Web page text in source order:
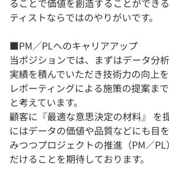
ることで価値を創造することができ
ティストならではのやりがいです。
■PM／PLへのキャリアアップ
当ポジションでは、まずはデータ分
実績を積んでいただき技術力の向上
レポーティングによる施策の提案ま
と考えています。
顧客に『最適な意思決定の材料』 を
にはデータの価値や品質などにも目
みつつプロジェクトの推進（PM／
だけることを期待しております。